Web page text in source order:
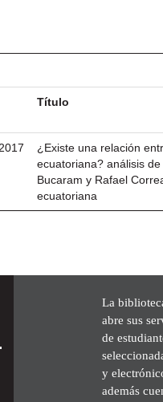
Título
2017
¿Existe una relación
ecuatoriana? análisis
Bucaram y Rafael
ecuatoriana
La
abre sus
de
y
además